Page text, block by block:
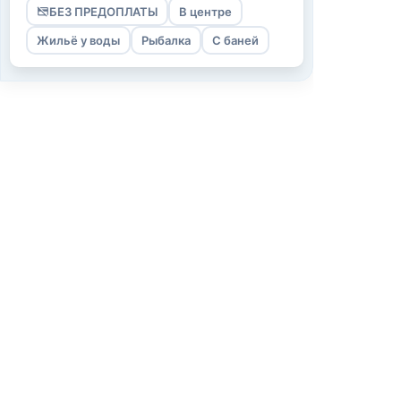
БЕЗ ПРЕДОПЛАТЫ В центре
Жильё у воды Рыбалка С баней